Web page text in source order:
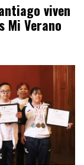
viven
Mi Verano